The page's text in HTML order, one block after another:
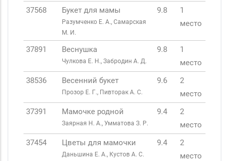
37568 Букет для мамы
Разумченко Е. А., Самарская
М. И.
9.8
1
место
37891 Веснушка
Чулкова Е. Н., Забродин А. Д.
9.8
1
место
38536
Весенний букет
Прозор Е. Г., Пивторак А. С.
9.6
2
место
37391
Мамочке родной
Заярная Н. А., Умматова З. Р.
9.4
2
место
37454
Цветы для мамочки
Даньшина Е. А., Кустов А. С.
9.4
2
место